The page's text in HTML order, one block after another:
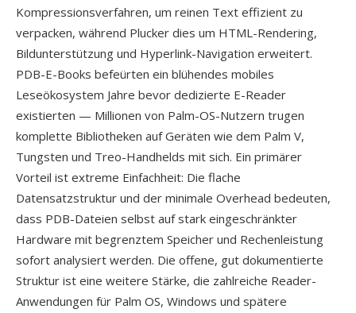
Kompressionsverfahren, um reinen Text effizient zu
verpacken, während Plucker dies um HTML-Rendering,
Bildunterstützung und Hyperlink-Navigation erweitert.
PDB-E-Books befeürten ein blühendes mobiles
Leseökosystem Jahre bevor dedizierte E-Reader
existierten — Millionen von Palm-OS-Nutzern trugen
komplette Bibliotheken auf Geräten wie dem Palm V,
Tungsten und Treo-Handhelds mit sich. Ein primärer
Vorteil ist extreme Einfachheit: Die flache
Datensatzstruktur und der minimale Overhead bedeuten,
dass PDB-Dateien selbst auf stark eingeschränkter
Hardware mit begrenztem Speicher und Rechenleistung
sofort analysiert werden. Die offene, gut dokumentierte
Struktur ist eine weitere Stärke, die zahlreiche Reader-
Anwendungen für Palm OS, Windows und spätere